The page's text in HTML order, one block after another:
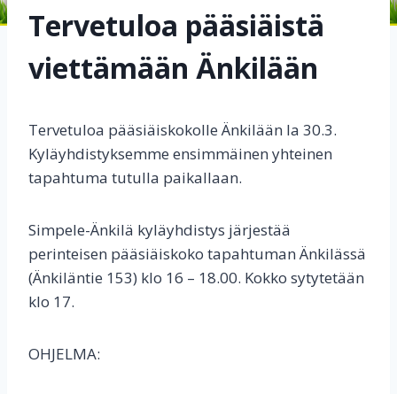
Tervetuloa pääsiäistä
viettämään Änkilään
Tervetuloa pääsiäiskokolle Änkilään la 30.3.
Kyläyhdistyksemme ensimmäinen yhteinen
tapahtuma tutulla paikallaan.
Simpele-Änkilä kyläyhdistys järjestää
perinteisen pääsiäiskoko tapahtuman Änkilässä
(Änkiläntie 153) klo 16 – 18.00. Kokko sytytetään
klo 17.
OHJELMA: